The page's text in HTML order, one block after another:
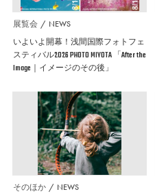
展覧会 NEWS
いよいよ開幕！浅間国際フォトフェ
スティバル2026 PHOTO MIYOTA 「After the
Image｜イメージのその後」
そのほか NEWS